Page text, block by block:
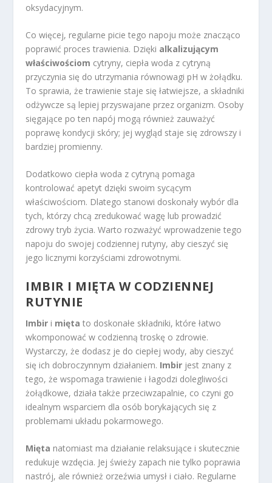
oksydacyjnym.
Co więcej, regularne picie tego napoju może znacząco
poprawić proces trawienia. Dzięki alkalizującym
właściwościom cytryny, ciepła woda z cytryną
przyczynia się do utrzymania równowagi pH w żołądku.
To sprawia, że trawienie staje się łatwiejsze, a składniki
odżywcze są lepiej przyswajane przez organizm. Osoby
sięgające po ten napój mogą również zauważyć
poprawę kondycji skóry; jej wygląd staje się zdrowszy i
bardziej promienny.
Dodatkowo ciepła woda z cytryną pomaga
kontrolować apetyt dzięki swoim sycącym
właściwościom. Dlatego stanowi doskonały wybór dla
tych, którzy chcą zredukować wagę lub prowadzić
zdrowy tryb życia. Warto rozważyć wprowadzenie tego
napoju do swojej codziennej rutyny, aby cieszyć się
jego licznymi korzyściami zdrowotnymi.
IMBIR I MIĘTA W CODZIENNEJ
RUTYNIE
Imbir i mięta to doskonałe składniki, które łatwo
wkomponować w codzienną troskę o zdrowie.
Wystarczy, że dodasz je do ciepłej wody, aby cieszyć
się ich dobroczynnym działaniem. Imbir jest znany z
tego, że wspomaga trawienie i łagodzi dolegliwości
żołądkowe, działa także przeciwzapalnie, co czyni go
idealnym wsparciem dla osób borykających się z
problemami układu pokarmowego.
Mięta natomiast ma działanie relaksujące i skutecznie
redukuje wzdęcia. Jej świeży zapach nie tylko poprawia
nastrój, ale również orzeźwia umysł i ciało. Regularne